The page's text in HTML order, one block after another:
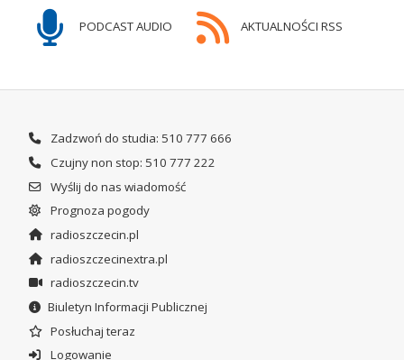
PODCAST AUDIO AKTUALNOŚCI RSS
Zadzwoń do studia: 510 777 666
Czujny non stop: 510 777 222
Wyślij do nas wiadomość
Prognoza pogody
radioszczecin.pl
radioszczecinextra.pl
radioszczecin.tv
Biuletyn Informacji Publicznej
Posłuchaj teraz
Logowanie